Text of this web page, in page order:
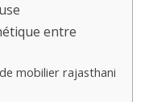
entre
mobilier rajasthani